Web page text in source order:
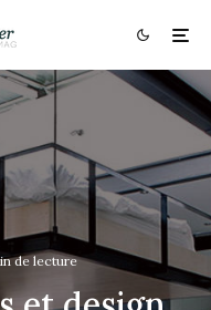
de lecture